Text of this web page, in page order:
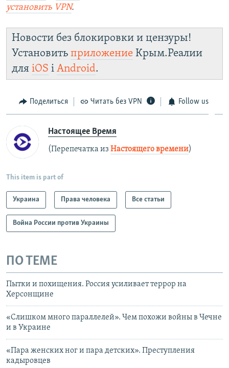
установить VPN.
Новости без блокировки и цензуры!
Установить приложение Крым.Реалии
для iOS і Android.
Поделиться Читать без VPN Follow us
Настоящее Время
(Перепечатка из Настоящего времени)
This item is part of
Украина Права человека Все статьи
Война России против Украины
ПО ТЕМЕ
Пытки и похищения. Россия усиливает террор на
Херсонщине
«Слишком много параллелей». Чем похожи войны в Чечне
и в Украине
«Пара женских ног и пара детских». Преступления
кадыровцев